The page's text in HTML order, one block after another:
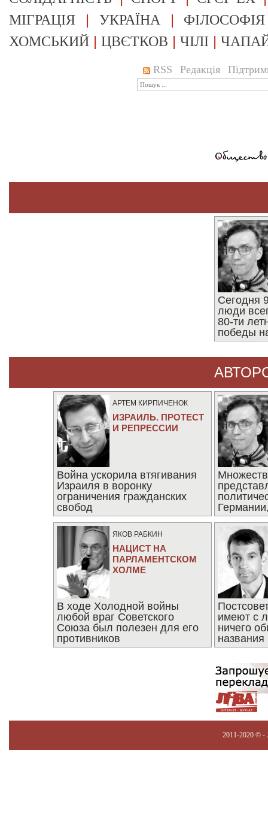
МІГРАЦІЯ | УКРАЇНА | ФІЛОСОФІЯ
ХОМСЬКИЙ | ЦВЄТКОВ | ЧІЛІ |
RSS Редакція
Сегодня
люди
80-ти
победы
АРТЕМ КИРПИЧЕНОК
ИЗРАИЛЬ. ПРОТЕСТ
И РЕПРЕССИИ
Война ускорила втягивания
Израиля в воронку
ограничения гражданских
свобод
ЯКОВ РАБКИН
НАЦИСТ НА
ПАРЛАМЕНТСКОМ
ХОЛМЕ
В ходе Холодной войны
любой враг Советского
Союза был полезен для его
противников
имеют с
ничего
названия
2011-2020 © -